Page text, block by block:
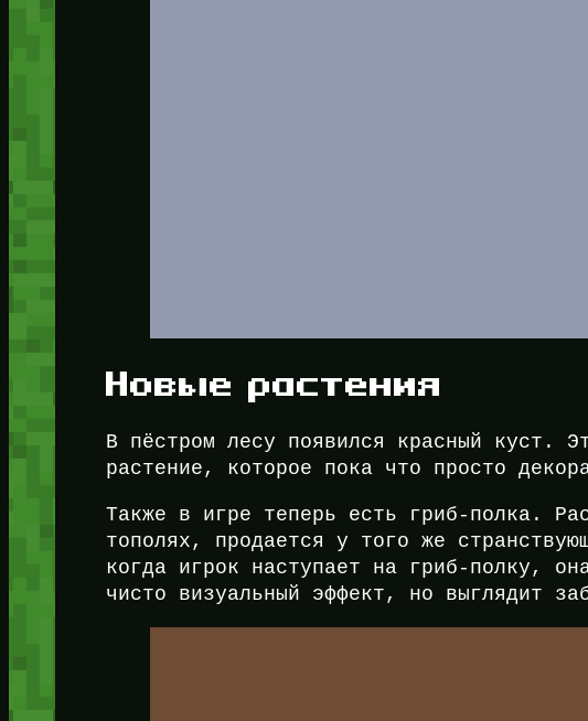
Новые растения
В пёстром лесу появился красный куст.
растение, которое пока что просто
Также в игре теперь есть гриб-полка.
тополях, продается у того же
когда игрок наступает на гриб-полку,
чисто визуальный эффект, но выглядит